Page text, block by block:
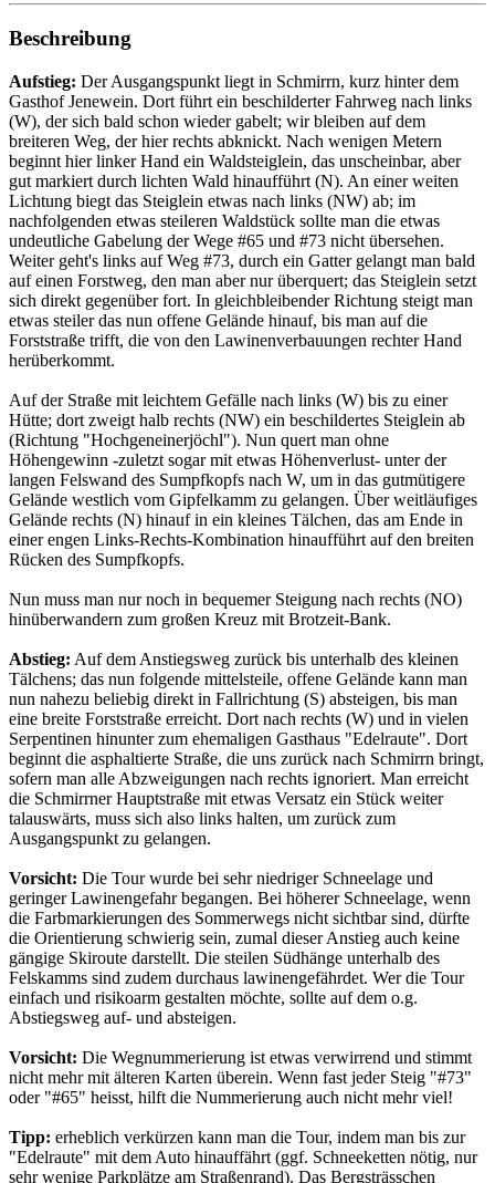
Beschreibung
Aufstieg: Der Ausgangspunkt liegt in Schmirrn, kurz hinter dem
Gasthof Jenewein. Dort führt ein beschilderter Fahrweg nach links
(W), der sich bald schon wieder gabelt; wir bleiben auf dem
breiteren Weg, der hier rechts abknickt. Nach wenigen Metern
beginnt hier linker Hand ein Waldsteiglein, das unscheinbar, aber
gut markiert durch lichten Wald hinaufführt (N). An einer weiten
Lichtung biegt das Steiglein etwas nach links (NW) ab; im
nachfolgenden etwas steileren Waldstück sollte man die etwas
undeutliche Gabelung der Wege #65 und #73 nicht übersehen.
Weiter geht's links auf Weg #73, durch ein Gatter gelangt man bald
auf einen Forstweg, den man aber nur überquert; das Steiglein setzt
sich direkt gegenüber fort. In gleichbleibender Richtung steigt man
etwas steiler das nun offene Gelände hinauf, bis man auf die
Forststraße trifft, die von den Lawinenverbauungen rechter Hand
herüberkommt.
Auf der Straße mit leichtem Gefälle nach links (W) bis zu einer
Hütte; dort zweigt halb rechts (NW) ein beschildertes Steiglein ab
(Richtung "Hochgeneinerjöchl"). Nun quert man ohne
Höhengewinn -zuletzt sogar mit etwas Höhenverlust- unter der
langen Felswand des Sumpfkopfs nach W, um in das gutmütigere
Gelände westlich vom Gipfelkamm zu gelangen. Über weitläufiges
Gelände rechts (N) hinauf in ein kleines Tälchen, das am Ende in
einer engen Links-Rechts-Kombination hinaufführt auf den breiten
Rücken des Sumpfkopfs.
Nun muss man nur noch in bequemer Steigung nach rechts (NO)
hinüberwandern zum großen Kreuz mit Brotzeit-Bank.
Abstieg: Auf dem Anstiegsweg zurück bis unterhalb des kleinen
Tälchens; das nun folgende mittelsteile, offene Gelände kann man
nun nahezu beliebig direkt in Fallrichtung (S) absteigen, bis man
eine breite Forststraße erreicht. Dort nach rechts (W) und in vielen
Serpentinen hinunter zum ehemaligen Gasthaus "Edelraute". Dort
beginnt die asphaltierte Straße, die uns zurück nach Schmirrn bringt,
sofern man alle Abzweigungen nach rechts ignoriert. Man erreicht
die Schmirrner Hauptstraße mit etwas Versatz ein Stück weiter
talauswärts, muss sich also links halten, um zurück zum
Ausgangspunkt zu gelangen.
Vorsicht: Die Tour wurde bei sehr niedriger Schneelage und
geringer Lawinengefahr begangen. Bei höherer Schneelage, wenn
die Farbmarkierungen des Sommerwegs nicht sichtbar sind, dürfte
die Orientierung schwierig sein, zumal dieser Anstieg auch keine
gängige Skiroute darstellt. Die steilen Südhänge unterhalb des
Felskamms sind zudem durchaus lawinengefährdet. Wer die Tour
einfach und risikoarm gestalten möchte, sollte auf dem o.g.
Abstiegsweg auf- und absteigen.
Vorsicht: Die Wegnummerierung ist etwas verwirrend und stimmt
nicht mehr mit älteren Karten überein. Wenn fast jeder Steig "#73"
oder "#65" heisst, hilft die Nummerierung auch nicht mehr viel!
Tipp: erheblich verkürzen kann man die Tour, indem man bis zur
"Edelraute" mit dem Auto hinauffährt (ggf. Schneeketten nötig, nur
sehr wenige Parkplätze am Straßenrand). Das Bergsträsschen